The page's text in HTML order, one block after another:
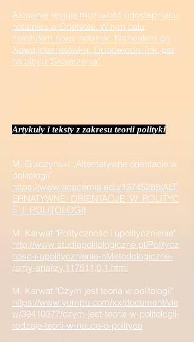
Aktualnie testuję możliwość udostępniania
notatnika w OneNote. W tym celu
założyłem nowy notatnik. Nazwałem go
Nową Internetówką. Odpowiedni link jest
na blogu "Skojarzenia".
Artykuły i teksty z zakresu teorii polityki
M. Gulczyński „Alternatywne orientacje w
politologii”
https://www.academia.edu/19745288/ALT
ERNATYWNE_ORIENTACJE_W_POLITYC
E_I_POLITOLOGII
M. Karwat "Polityczność i upolitycznienie"
http://www.studiapolitologiczne.pl/Politycz
nosc-i-upolitycznienie-nMetodologiczne-
ramy-analizy,117511,0,1.html
M. Karwat "Czym jest teoria w politologii"
https://www.yumpu.com/xx/document/vie
w/39410377/czym-jest-teoria-w-politologii-
rodzaje-teorii-w-nauce-o-polityce